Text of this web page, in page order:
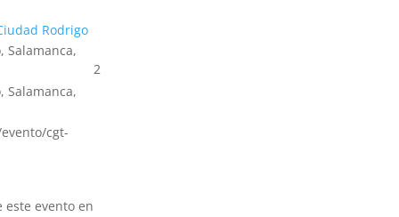
Rodrigo
Salamanca,
Salamanca,
cgt-
este evento en
2